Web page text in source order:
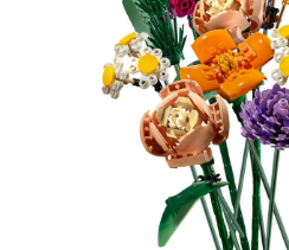
частью ботанической
включает в себя элементы из
изготовленного из сахарного
экологически безопасным
При желании вы можете
другими комплектами Lego
создать еще больше